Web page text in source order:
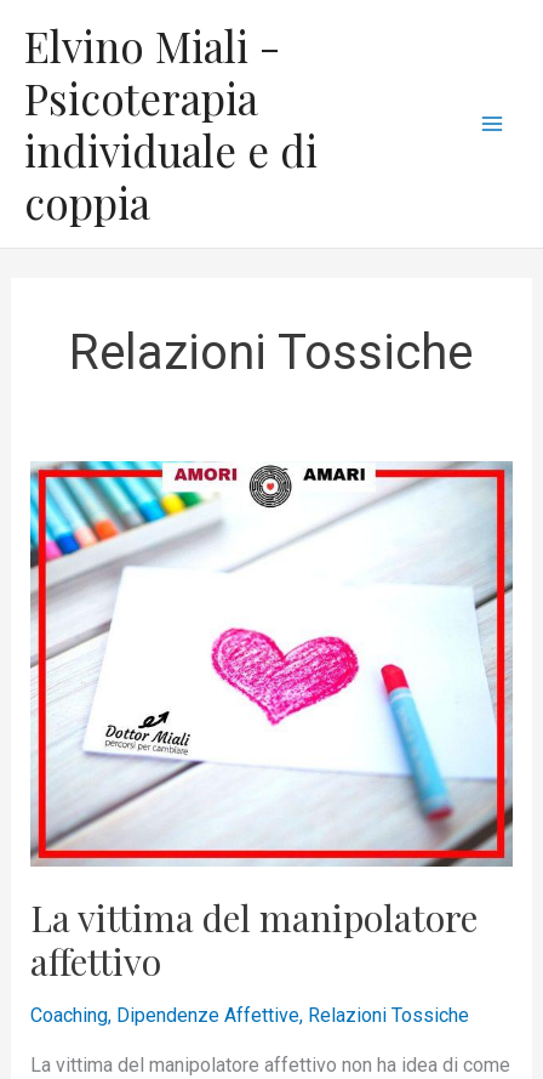
contenuto
Elvino Miali -
Psicoterapia
individuale e di
coppia
Relazioni Tossiche
La vittima del manipolatore
affettivo
Coaching, Dipendenze Affettive, Relazioni Tossiche
La vittima del manipolatore affettivo non ha idea di come
La
vittima
del
manipolatore
affettivo
a
t
e
g
o
r